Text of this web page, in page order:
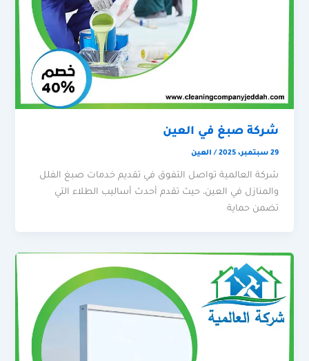
شركة صبغ في العين
29 سبتمبر، 2025 / العين
شركة العالمية تواصل التفوق في تقديم خدمات صبغ الفلل
والمنازل في العين، حيث تقدم أحدث أساليب الطلاء التي
تضمن حماية